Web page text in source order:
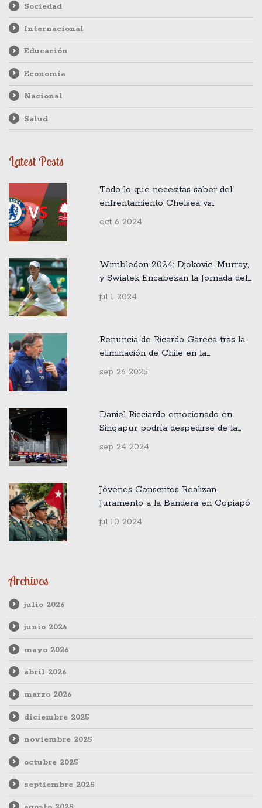
Sociedad
Internacional
Educación
Economía
Nacional
Salud
Latest Posts
Todo lo que necesitas saber del
enfrentamiento Chelsea vs
Nottingham Forest en la Premier
oct 6 2024
Wimbledon 2024: Djokovic, Murray,
y Swiatek Encabezan la Jornada del
Martes 2 de Julio
jul 1 2024
Renuncia de Ricardo Gareca tras la
eliminación de Chile en la
clasificación al Mundial 2026
sep 26 2025
Daniel Ricciardo emocionado en
Singapur podría despedirse de la
Fórmula 1
sep 24 2024
Jóvenes Conscritos Realizan
Juramento a la Bandera en Copiapó
jul 10 2024
Archivos
julio 2026
junio 2026
mayo 2026
abril 2026
marzo 2026
diciembre 2025
noviembre 2025
octubre 2025
septiembre 2025